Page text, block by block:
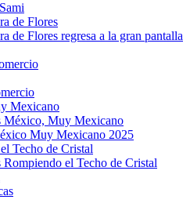
de Flores
de Flores regresa a la gran pantalla
Mexicano
México, Muy Mexicano
Muy Mexicano 2025
Techo de Cristal
el Techo de Cristal